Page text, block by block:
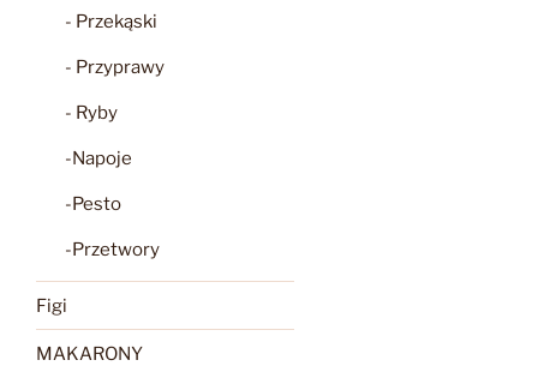
- Przekąski
- Przyprawy
- Ryby
-Napoje
-Pesto
-Przetwory
Figi
MAKARONY